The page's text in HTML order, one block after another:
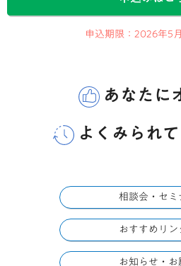
申込期限：2026年5
あなたに
よくみられ
相談会・セミ
おすすめリン
お知らせ・お